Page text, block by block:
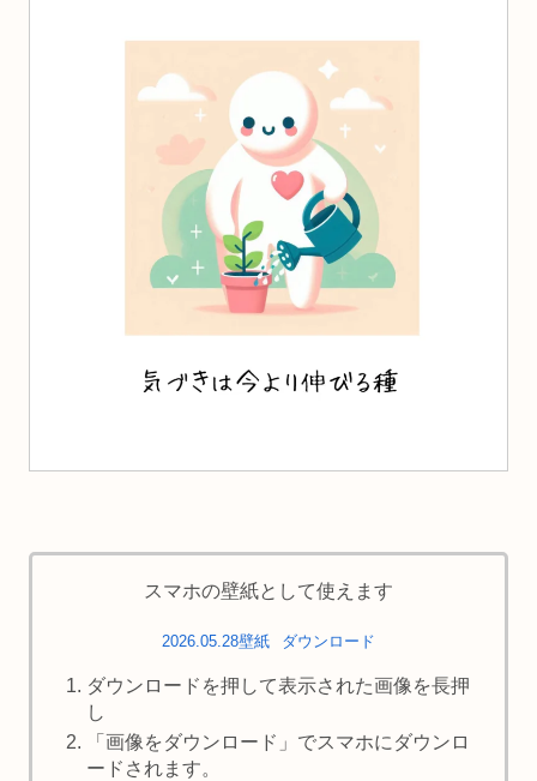
スマホの壁紙として使えます
2026.05.28壁紙 ダウンロード
ダウンロードを押して表示された画像を長押
し
「画像をダウンロード」でスマホにダウンロ
ードされます。